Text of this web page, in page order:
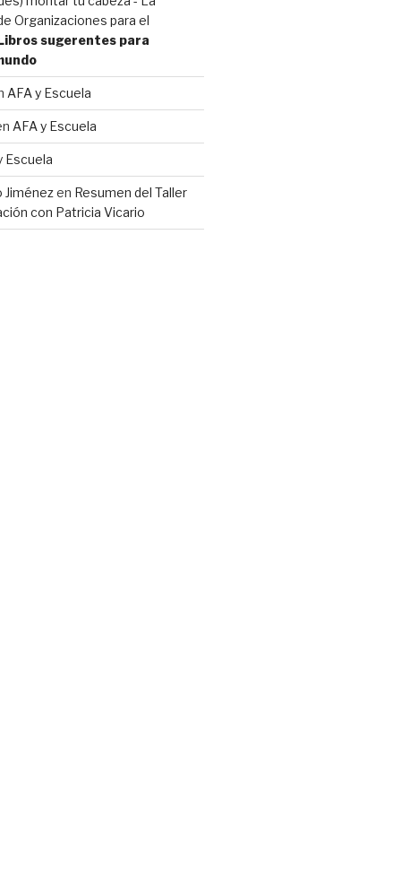
Organizaciones para el
sugerentes para
AFA y Escuela
AFA y Escuela
Escuela
Jiménezen Resumen del Taller
con Patricia Vicario